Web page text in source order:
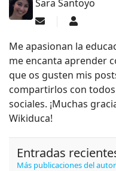
Sara Santoyo
Suscribirse a las
Sara
Me apasionan la
me encanta aprender
que os gusten mis
compartirlos con
sociales. ¡Muchas
Wikiduca!
Entradas
Más publicaciones del autor